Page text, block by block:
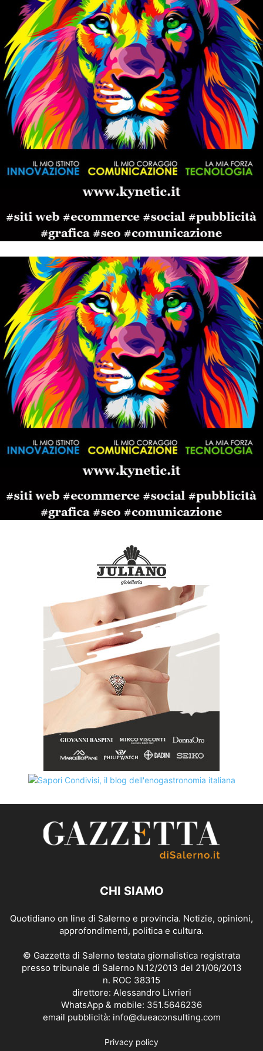
CHI SIAMO
Quotidiano on line di Salerno e provincia. Notizie, opinioni,
approfondimenti, politica e cultura.
© Gazzetta di Salerno testata giornalistica registrata
presso tribunale di Salerno N.12/2013 del 21/06/2013
n. ROC 38315
direttore: Alessandro Livrieri
WhatsApp & mobile: 351.5646236
email pubblicità: info@dueaconsulting.com
Privacy policy